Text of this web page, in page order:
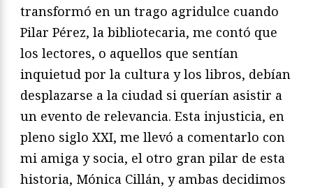
transformó en un trago agridulce cuando
Pilar Pérez, la bibliotecaria, me contó que
los lectores, o aquellos que sentían
inquietud por la cultura y los libros, debían
desplazarse a la ciudad si querían asistir a
un evento de relevancia. Esta injusticia, en
pleno siglo XXI, me llevó a comentarlo con
mi amiga y socia, el otro gran pilar de esta
historia, Mónica Cillán, y ambas decidimos